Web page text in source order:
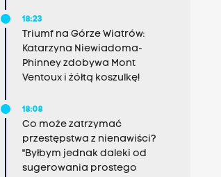
18:23
Triumf na Górze Wiatrów:
Katarzyna Niewiadoma-
Phinney zdobywa Mont
Ventoux i żółtą koszulkę!
18:08
Co może zatrzymać
przestępstwa z nienawiści?
"Byłbym jednak daleki od
sugerowania prostego